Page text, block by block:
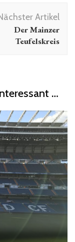
Artikel
Der Mainzer
Teufelskreis
…